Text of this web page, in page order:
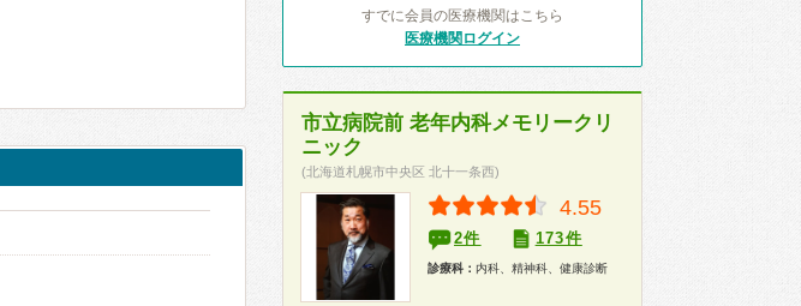
すでに会員の医療機関はこちら
医療機関ログイン
市立病院前 老年内科メモリークリ
ニック
(北海道札幌市中央区 北十一条西)
4.55
2件 173件
診療科： 内科、精神科、健康診断